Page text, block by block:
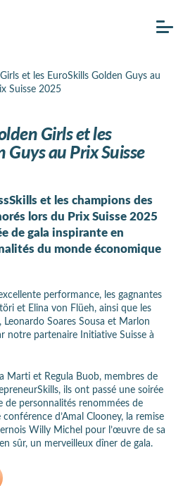
Girls et les
Guys au Prix Suisse
et les champions des
lors du Prix Suisse 2025
de gala inspirante en
du monde économique
performance, les gagnantes
et Elina von Flüeh, ainsi que les
Soares Sousa et Marlon
notre partenaire Initiative Suisse à
Marti et Regula Buob, membres de
ils ont passé une soirée
de personnalités renommées de
d’Amal Clooney, la remise
Willy Michel pour l’œuvre de sa
sûr, un merveilleux dîner de gala.